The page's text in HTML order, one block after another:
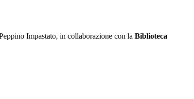
Impastato, in collaborazione con la Biblioteca